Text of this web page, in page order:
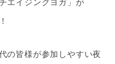
エイジングヨガ」が
の皆様が参加しやすい夜